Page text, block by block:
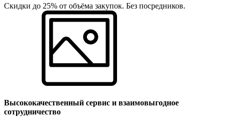
Скидки до 25% от объёма закупок. Без посредников.
Высококачественный сервис и взаимовыгодное
сотрудничество